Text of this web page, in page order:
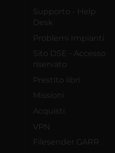
Supporto - Help
Desk
Problemi Impianti
Sito DSE - Accesso
riservato
Prestito libri
Missioni
Acquisti
VPN
Filesender GARR